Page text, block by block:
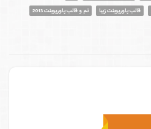
قالب پاورپوینت زیبا
تم و قالب پاورپوینت 2013